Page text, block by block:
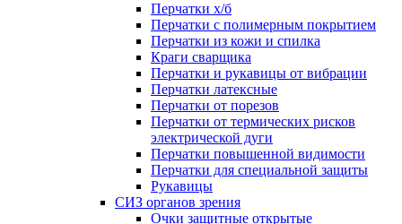
Перчатки х/б
Перчатки с полимерным покрытием
Перчатки из кожи и спилка
Краги сварщика
Перчатки и рукавицы от вибрации
Перчатки латексные
Перчатки от порезов
Перчатки от термических рисков
электрической дуги
Перчатки повышенной видимости
Перчатки для специальной защиты
Рукавицы
СИЗ органов зрения
Очки защитные открытые